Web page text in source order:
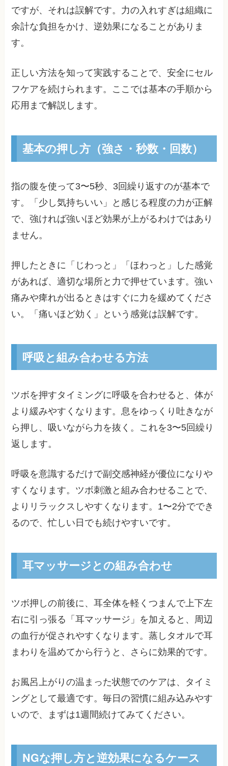
ですが、それは誤解です。力の入れすぎは組織に
余計な負担をかけ、逆効果になることがありま
す。
正しい方法を知って実践することで、安全にセル
フケアを続けられます。ここでは基本の手順から
応用まで解説します。
基本の押し方（強さ・秒数・回数）
指の腹を使って3〜5秒、3回繰り返すのが基本で
す。「少し気持ちいい」と感じる程度の力が正解
で、強ければ強いほど効果が上がるわけではあり
ません。
押したときに「じわっと」「ほわっと」した感覚
があれば、適切な場所と力で押せています。強い
痛みや痺れが出るときはすぐに力を緩めてくださ
い。「痛いほど効く」という感覚は誤解です。
呼吸と組み合わせる方法
ツボを押すタイミングに呼吸を合わせると、体が
より緩みやすくなります。息をゆっくり吐きなが
ら押し、吸いながら力を抜く。これを3〜5回繰り
返します。
呼吸を意識するだけで副交感神経が優位になりや
すくなります。ツボ刺激と組み合わせることで、
よりリラックスしやすくなります。1〜2分ででき
るので、忙しい日でも続けやすいです。
耳マッサージとの組み合わせ
ツボ押しの前後に、耳全体を軽くつまんで上下左
右に引っ張る「耳マッサージ」を加えると、周辺
の血行が促されやすくなります。蒸しタオルで耳
まわりを温めてから行うと、さらに効果的です。
お風呂上がりの温まった状態でのケアは、タイミ
ングとして最適です。毎日の習慣に組み込みやす
いので、まずは1週間続けてみてください。
NGな押し方と逆効果になるケース